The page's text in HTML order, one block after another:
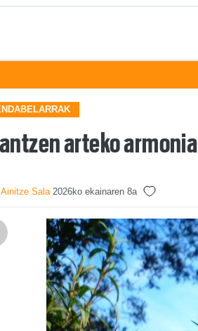
arteko armonia
Ainitze Sala 2026ko ekainaren 8a